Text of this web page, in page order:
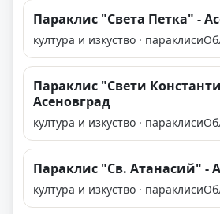
Параклис "Света Петка" -
култура и изкуство · параклиси
Параклис "Свети
Асеновград
култура и изкуство · параклиси
Параклис "Св. Атанасий" -
култура и изкуство · параклиси